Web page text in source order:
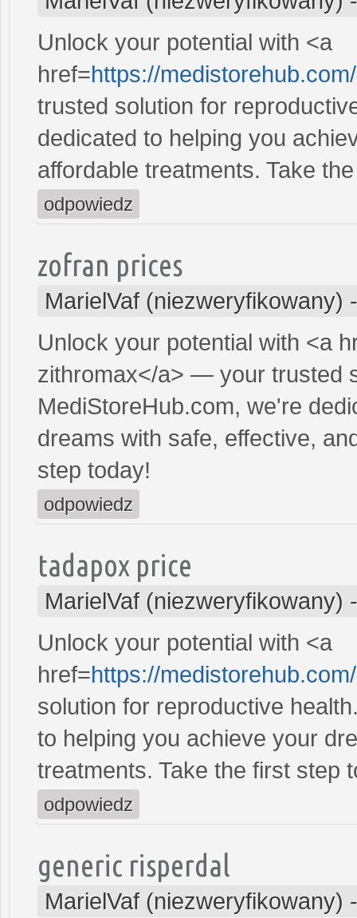
Unlock your potential with <a
href=https://
trusted solution for
dedicated to helping you
affordable treatments. Take
odpowiedz
zofran prices
MarielVaf (niezweryfikowany)
Unlock your potential with <a
zithromax</a> — your trusted
MediStoreHub.com, we're
dreams with safe, effective,
step today!
odpowiedz
tadapox price
MarielVaf (niezweryfikowany)
Unlock your potential with <a
href=https://
solution for reproductive
to helping you achieve your
treatments. Take the first step
odpowiedz
generic risperdal
MarielVaf (niezweryfikowany)